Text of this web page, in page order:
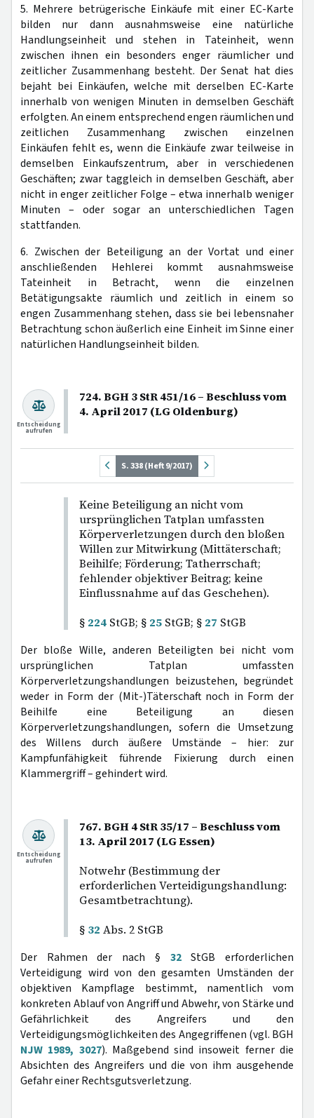
5. Mehrere betrügerische Einkäufe mit einer EC-Karte
bilden nur dann ausnahmsweise eine natürliche
Handlungseinheit und stehen in Tateinheit, wenn
zwischen ihnen ein besonders enger räumlicher und
zeitlicher Zusammenhang besteht. Der Senat hat dies
bejaht bei Einkäufen, welche mit derselben EC-Karte
innerhalb von wenigen Minuten in demselben Geschäft
erfolgten. An einem entsprechend engen räumlichen und
zeitlichen Zusammenhang zwischen einzelnen
Einkäufen fehlt es, wenn die Einkäufe zwar teilweise in
demselben Einkaufszentrum, aber in verschiedenen
Geschäften; zwar taggleich in demselben Geschäft, aber
nicht in enger zeitlicher Folge – etwa innerhalb weniger
Minuten – oder sogar an unterschiedlichen Tagen
stattfanden.
6. Zwischen der Beteiligung an der Vortat und einer
anschließenden Hehlerei kommt ausnahmsweise
Tateinheit in Betracht, wenn die einzelnen
Betätigungsakte räumlich und zeitlich in einem so
engen Zusammenhang stehen, dass sie bei lebensnaher
Betrachtung schon äußerlich eine Einheit im Sinne einer
natürlichen Handlungseinheit bilden.
724. BGH 3 StR 451/16 – Beschluss vom
4. April 2017 (LG Oldenburg)
Entscheidung
aufrufen
S. 338 (Heft 9/2017)
Keine Beteiligung an nicht vom
ursprünglichen Tatplan umfassten
Körperverletzungen durch den bloßen
Willen zur Mitwirkung (Mittäterschaft;
Beihilfe; Förderung; Tatherrschaft;
fehlender objektiver Beitrag; keine
Einflussnahme auf das Geschehen).
§ 224 StGB; § 25 StGB; § 27 StGB
Der bloße Wille, anderen Beteiligten bei nicht vom
ursprünglichen Tatplan umfassten
Körperverletzungshandlungen beizustehen, begründet
weder in Form der (Mit-)Täterschaft noch in Form der
Beihilfe eine Beteiligung an diesen
Körperverletzungshandlungen, sofern die Umsetzung
des Willens durch äußere Umstände – hier: zur
Kampfunfähigkeit führende Fixierung durch einen
Klammergriff – gehindert wird.
767. BGH 4 StR 35/17 – Beschluss vom
13. April 2017 (LG Essen)
Notwehr (Bestimmung der
erforderlichen Verteidigungshandlung:
Gesamtbetrachtung).
§ 32 Abs. 2 StGB
Entscheidung
aufrufen
Der Rahmen der nach § 32StGB erforderlichen
Verteidigung wird von den gesamten Umständen der
objektiven Kampflage bestimmt, namentlich vom
konkreten Ablauf von Angriff und Abwehr, von Stärke und
Gefährlichkeit des Angreifers und den
Verteidigungsmöglichkeiten des Angegriffenen (vgl. BGH
NJW 1989, 3027). Maßgebend sind insoweit ferner die
Absichten des Angreifers und die von ihm ausgehende
Gefahr einer Rechtsgutsverletzung.